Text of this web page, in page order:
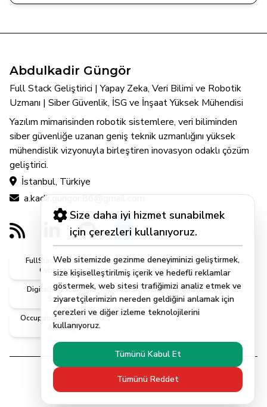
Size daha iyi hizmet sunabilmek
için çerezleri kullanıyoruz.
Web sitemizde gezinme deneyiminizi geliştirmek,
size kişiselleştirilmiş içerik ve hedefli reklamlar
göstermek, web sitesi trafiğimizi analiz etmek ve
ziyaretçilerimizin nereden geldiğini anlamak için
çerezleri ve diğer izleme teknolojilerini
kullanıyoruz.
Tümünü Kabul Et
Tümünü Reddet
Abdulkadir Güngör
Full Stack Geliştirici | Yapay Zeka, Veri Bilimi ve Robotik
Uzmanı | Siber Güvenlik, İSG ve İnşaat Yüksek Mühendisi
Yazılım mimarisinden robotik sistemlere, veri biliminden
siber güvenliğe uzanan geniş teknik uzmanlığını yüksek
mühendislik vizyonuyla birleştiren inovasyon odaklı çözüm
geliştirici.
İstanbul, Türkiye
a.kadir.gungor.86@gmail.com
FullStack, Software &
Cybersecurity
AI, DataScience &
Robotics
DigitalEngineering &
Systems
CivilEngineering &
MScEngineer
OccupationalHealth, ISG
& Safety
© 2026 | Abdulkadir Güngör